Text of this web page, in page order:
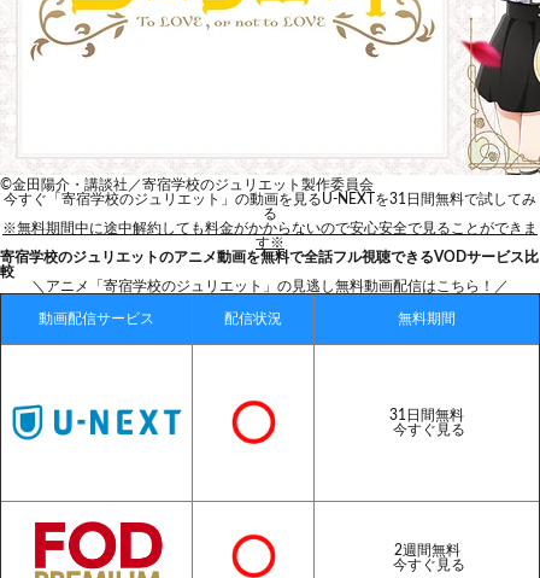
©金田陽介・講談社／寄宿学校のジュリエット製作委員会
今すぐ「寄宿学校のジュリエット」の動画を見るU-NEXTを31日間無料で試してみ
る
※無料期間中に途中解約しても料金がかからないので安心安全で見ることができま
す※
寄宿学校のジュリエットのアニメ動画を無料で全話フル視聴できるVODサービス比
較
＼アニメ「寄宿学校のジュリエット」の見逃し無料動画配信はこちら！／
動画配信サービス 配信状況 無料期間
31日間無料
今すぐ見る
2週間無料
今すぐ見る